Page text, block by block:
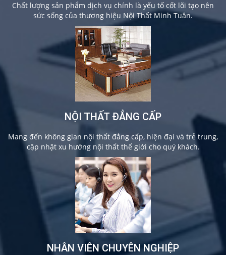
Chất lượng sản phẩm dịch vụ chính là yếu tố cốt lõi tạo nên
sức sống của thương hiệu Nội Thất Minh Tuân.
NỘI THẤT ĐẲNG CẤP
Mang đến không gian nội thất đẳng cấp, hiện đại và trẻ trung,
cập nhật xu hướng nội thất thế giới cho quý khách.
NHÂN VIÊN CHUYÊN NGHIỆP